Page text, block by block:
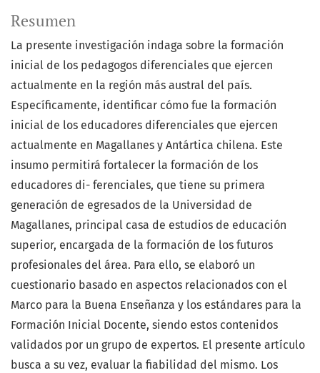
Resumen
La presente investigación indaga sobre la formación
inicial de los pedagogos diferenciales que ejercen
actualmente en la región más austral del país.
Específicamente, identificar cómo fue la formación
inicial de los educadores diferenciales que ejercen
actualmente en Magallanes y Antártica chilena. Este
insumo permitirá fortalecer la formación de los
educadores di- ferenciales, que tiene su primera
generación de egresados de la Universidad de
Magallanes, principal casa de estudios de educación
superior, encargada de la formación de los futuros
profesionales del área. Para ello, se elaboró un
cuestionario basado en aspectos relacionados con el
Marco para la Buena Enseñanza y los estándares para la
Formación Inicial Docente, siendo estos contenidos
validados por un grupo de expertos. El presente artículo
busca a su vez, evaluar la fiabilidad del mismo. Los